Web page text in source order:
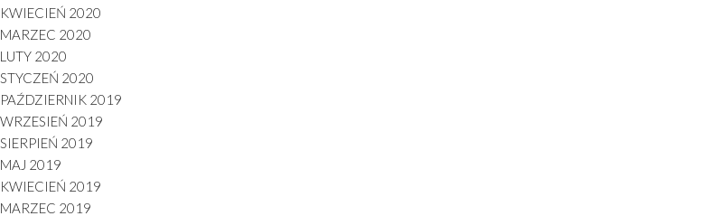
KWIECIEŃ 2020
MARZEC 2020
LUTY 2020
STYCZEŃ 2020
PAŹDZIERNIK 2019
WRZESIEŃ 2019
SIERPIEŃ 2019
MAJ 2019
KWIECIEŃ 2019
MARZEC 2019